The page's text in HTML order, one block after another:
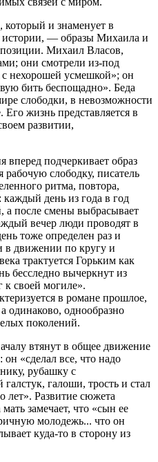
который и знаменует в
истории, — образы Михаила и
Михаил Власов,
они смотрели из-под
с нехорошей усмешкой»; он
бить беспощадно». Беда
слободки, в невозможности
жизнь представляется в
развитии,
вперед подчеркивает образ
слободку, писатель
ритма, повтора,
день из года в год
а после смены выбрасывает
вечер люди проводят в
тоже определен раз и
в движении по кругу и
трактуется Горьким как
бесследно вычеркнут из
к своей могиле».
в романе прошлое,
одинаково, однообразно
поколений.
втянут в общее движение
«сделал все, что надо
рубашку с
галоши, трость и стал
лет». Развитие сюжета
замечает, что «сын ее
молодежь... что он
куда-то в сторону из